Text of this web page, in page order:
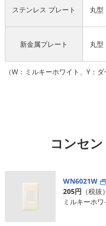
ステンレス プレート 丸型
新金属プレート 丸型
（W：ミルキーホワイト、Y：ダ
コンセ
WN6021W
205円 （税抜）
ミルキーホワ